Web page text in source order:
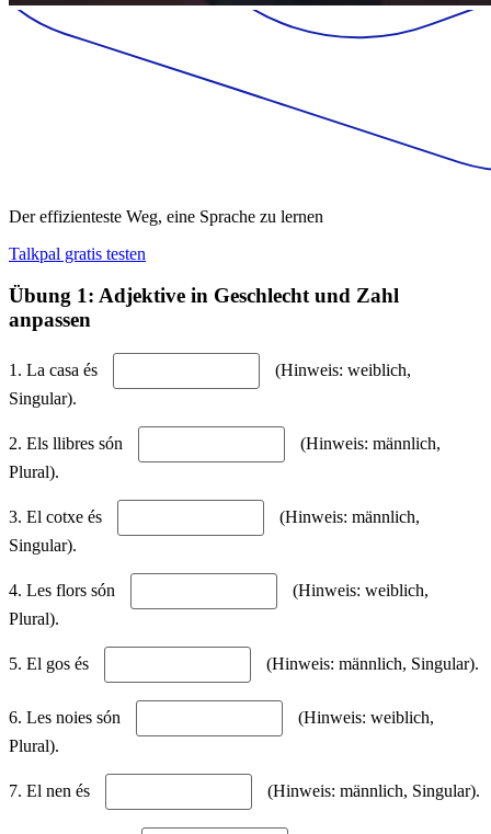
Der effizienteste Weg, eine Sprache zu lernen
Talkpal gratis testen
Übung 1: Adjektive in Geschlecht und Zahl
anpassen
1. La casa és
(Hinweis: weiblich,
Singular).
2. Els llibres són
(Hinweis: männlich,
Plural).
3. El cotxe és
(Hinweis: männlich,
Singular).
4. Les flors són
(Hinweis: weiblich,
Plural).
5. El gos és (Hinweis: männlich, Singular).
6. Les noies són
(Hinweis: weiblich,
Plural).
7. El nen és (Hinweis: männlich, Singular).